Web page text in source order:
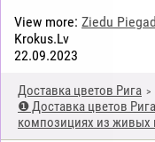
Доставка цветов Рига
❶ Доставка цветов
композициях из живых
View more: Ziedu
Krokus.Lv
22.09.2023